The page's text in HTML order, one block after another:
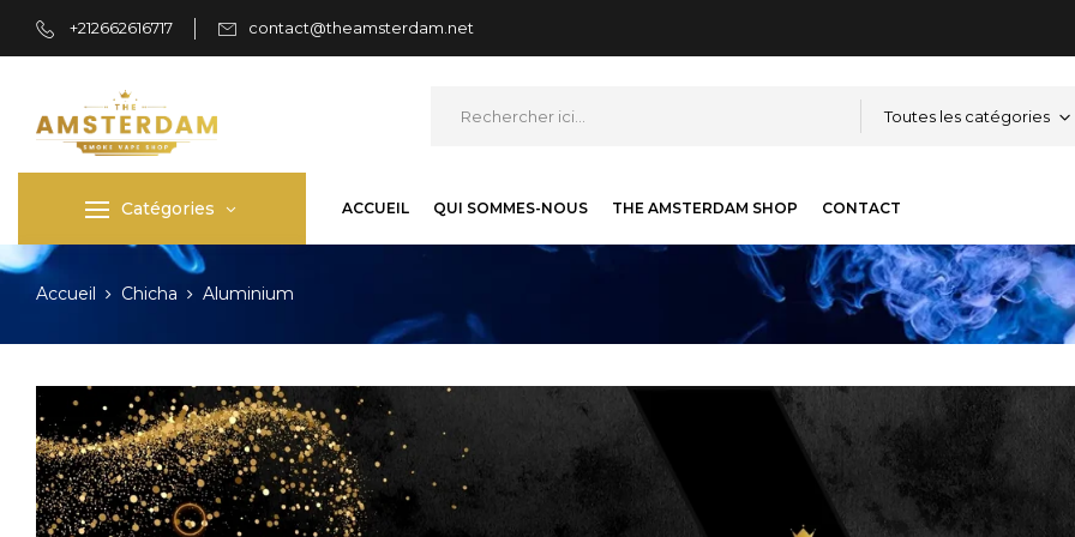
+212662616717 contact@theamsterdam.net
Toutes les catégories
Catégories ACCUEIL QUI SOMMES-NOUS THE AMSTERDAM SHOP CONTACT
Accueil Chicha Aluminium